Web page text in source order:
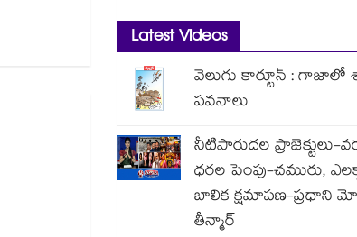
Latest Videos
వెలుగు కార్టూన్ : గాజాలో
పవనాలు
నీటిపారుదల ప్రాజెక్టులు-
ధరల పెంపు-చమురు,
బాలిక క్షమాపణ-ప్రధాని
తీన్మార్